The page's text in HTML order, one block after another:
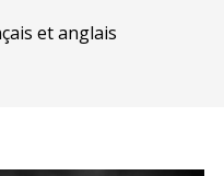
et anglais